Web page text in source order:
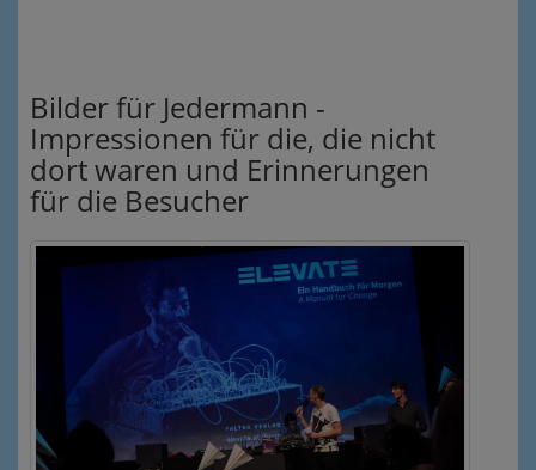
Bilder für Jedermann -
Impressionen für die, die nicht
dort waren und Erinnerungen
für die Besucher